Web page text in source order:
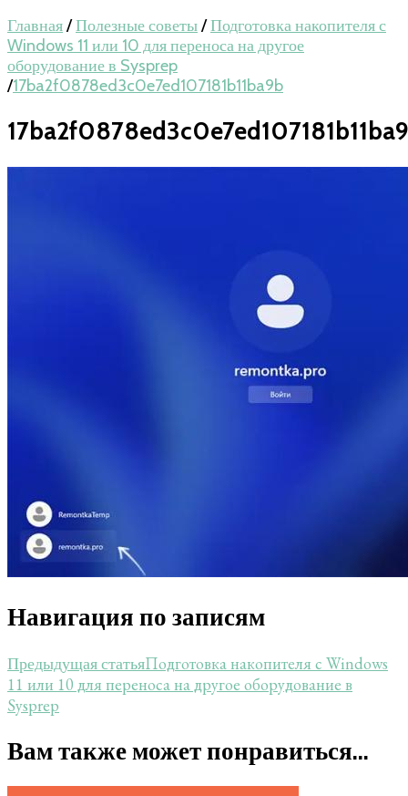
Главная/Полезные советы/Подготовка накопителя с
Windows 11 или 10 для переноса на другое
оборудование в Sysprep
/17ba2f0878ed3c0e7ed107181b11ba9b
Навигация по записям
Предыдущая статьяПодготовка накопителя с Windows
11 или 10 для переноса на другое оборудование в
Sysprep
Вам также может понравиться...